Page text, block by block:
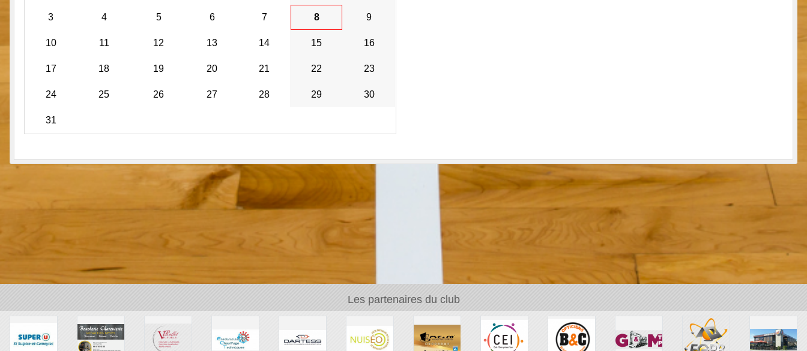
3 4 5 6 7 8 9
10 11 12 13 14 15 16
17 18 19 20 21 22 23
24 25 26 27 28 29 30
31
Les partenaires du club